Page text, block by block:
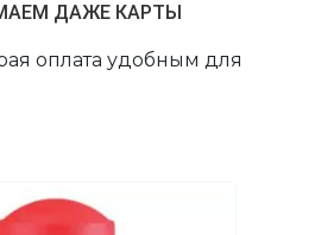
ДАЖЕ КАРТЫ
оплата удобным для